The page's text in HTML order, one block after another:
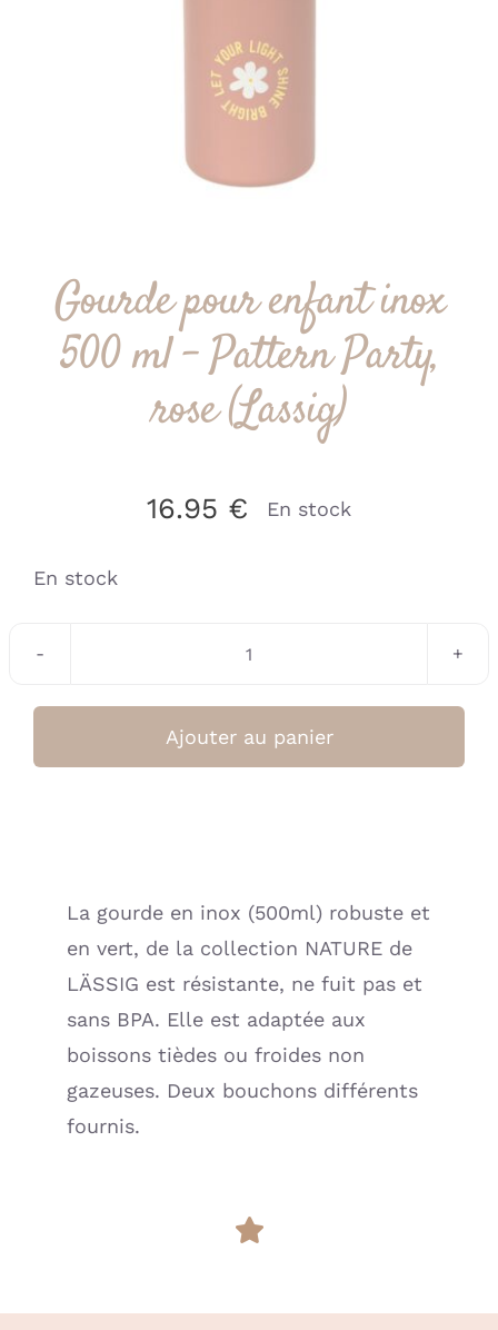
Gourde pour enfant inox
500 ml – Pattern Party,
rose (Lassig)
16.95 € En stock
En stock
quantité
Gourde
-
Pattern
Party,
rose
Ajouter au panier
La gourde en inox (500ml) robuste et
en vert, de la collection NATURE de
LÄSSIG est résistante, ne fuit pas et
sans BPA. Elle est adaptée aux
boissons tièdes ou froides non
gazeuses. Deux bouchons différents
fournis.